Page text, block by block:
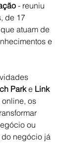
- reuniu
de 17
atuam de
e
Park e Link
os
ou
negócio já